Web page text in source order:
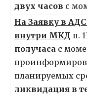
двух часов с
На Заявку в
внутри МКД п.
получаса с
планируемых
ликвидация в